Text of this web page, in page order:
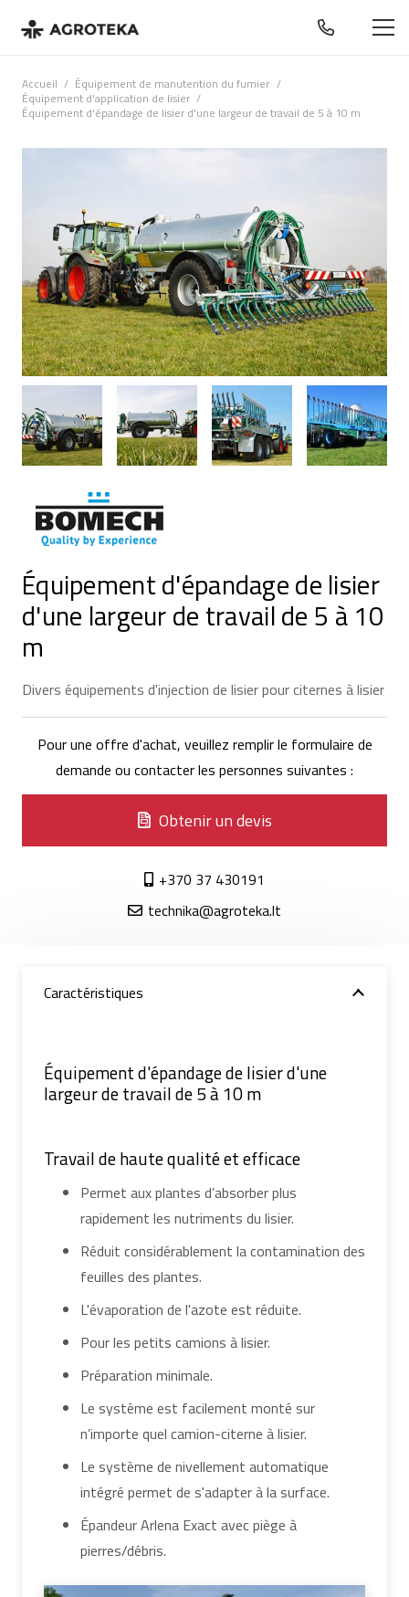
Accueil / Équipement de manutention du fumier /
Équipement d'application de lisier /
Équipement d'épandage de lisier d'une largeur de travail de 5 à 10 m
Équipement d'épandage de lisier
d'une largeur de travail de 5 à 10
m
Divers équipements d'injection de lisier pour citernes à lisier
Pour une offre d'achat, veuillez remplir le formulaire de
demande ou contacter les personnes suivantes :
Obtenir un devis
+370 37 430191
technika@agroteka.lt
Caractéristiques
Équipement d'épandage de lisier d'une
largeur de travail de 5 à 10 m
Travail de haute qualité et efficace
Permet aux plantes d’absorber plus
rapidement les nutriments du lisier.
Réduit considérablement la contamination des
feuilles des plantes.
L'évaporation de l'azote est réduite.
Pour les petits camions à lisier.
Préparation minimale.
Le système est facilement monté sur
n’importe quel camion-citerne à lisier.
Le système de nivellement automatique
intégré permet de s'adapter à la surface.
Épandeur Arlena Exact avec piège à
pierres/débris.